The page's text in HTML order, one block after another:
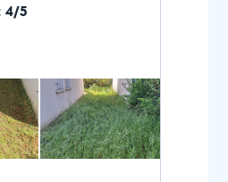
plus. Je peux vous
changement d'un
d'autres
4/5